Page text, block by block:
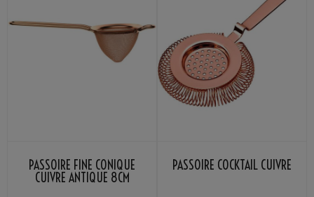
PASSOIRE FINE CONIQUE
CUIVRE ANTIQUE 8CM
PASSOIRE COCKTAIL CUIVRE